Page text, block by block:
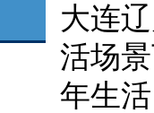
大连
活场
年生